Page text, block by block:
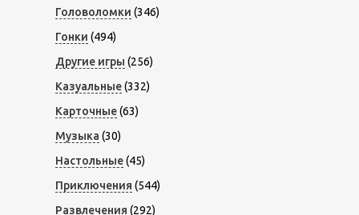
Головоломки (346)
Гонки (494)
Другие игры (256)
Казуальные(332)
Карточные(63)
Музыка (30)
Настольные(45)
Приключения (544)
Развлечения (292)